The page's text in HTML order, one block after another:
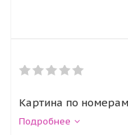
Картина по
Подробнее